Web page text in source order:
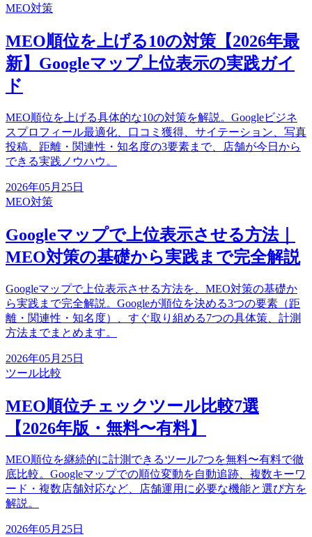
MEO対策
MEO順位を上げる10の対策【2026年最
新】Googleマップ上位表示の実践ガイ
ド
MEO順位を上げる具体的な10の対策を解説。Googleビジネ
スプロフィール最適化、口コミ獲得、サイテーション、写真
投稿、距離・関連性・知名度の3要素まで、店舗が今日から
できる実践ノウハウ。
2026年05月25日
MEO対策
Googleマップで上位表示させる方法｜
MEO対策の基礎から実践まで完全解説
Googleマップで上位表示させる方法を、MEO対策の基礎か
ら実践まで完全解説。Googleが順位を決める3つの要素（距
離・関連性・知名度）、すぐ取り組める7つの具体策、計測
方法までまとめます。
2026年05月25日
ツール比較
MEO順位チェックツール比較7選
【2026年版・無料〜有料】
MEO順位を継続的に計測できるツール7つを無料〜有料で徹
底比較。Googleマップでの順位変動を自動追跡、複数キーワ
ード・複数店舗対応など、店舗運用に必要な機能と選び方を
解説。
2026年05月25日